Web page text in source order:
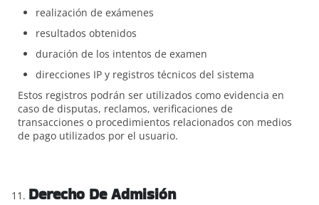
realización de exámenes
resultados obtenidos
duración de los intentos de examen
direcciones IP y registros técnicos del sistema
Estos registros podrán ser utilizados como evidencia en
caso de disputas, reclamos, verificaciones de
transacciones o procedimientos relacionados con medios
de pago utilizados por el usuario.
Derecho De Admisión